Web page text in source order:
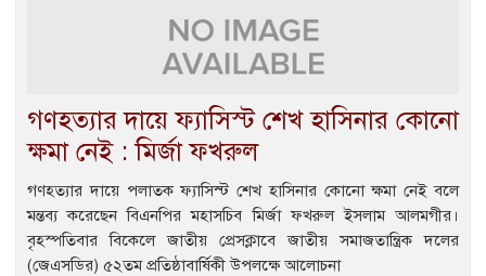
গণহত্যার দায়ে ফ্যাসিস্ট শেখ হাসিনার কোনো
ক্ষমা নেই : মির্জা ফখরুল
গণহত্যার দায়ে পলাতক ফ্যাসিস্ট শেখ হাসিনার কোনো ক্ষমা নেই বলে
মন্তব্য করেছেন বিএনপির মহাসচিব মির্জা ফখরুল ইসলাম আলমগীর।
বৃহস্পতিবার বিকেলে জাতীয় প্রেসক্লাবে জাতীয় সমাজতান্ত্রিক দলের
(জেএসডির) ৫২তম প্রতিষ্ঠাবার্ষিকী উপলক্ষে আলোচনা